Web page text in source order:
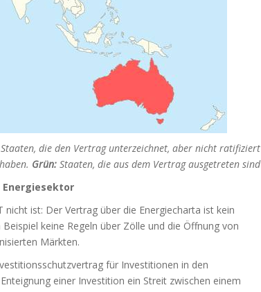
Staaten, die den Vertrag unterzeichnet, aber nicht ratifiziert
haben. Grün: Staaten, die aus dem Vertrag ausgetreten sind
ist: Der Vertrag über die Energiecharta ist kein
keine Regeln über Zölle und die Öffnung von
Märkten.
für Investitionen in den
einer Investition ein Streit zwischen einem